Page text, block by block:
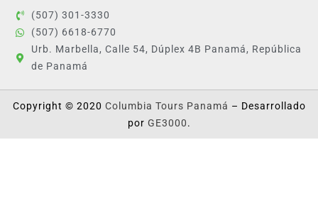
(507) 301-3330
(507) 6618-6770
Urb. Marbella, Calle 54, Dúplex 4B Panamá, República
de Panamá
Copyright © 2020 Columbia Tours Panamá – Desarrollado
por GE3000.